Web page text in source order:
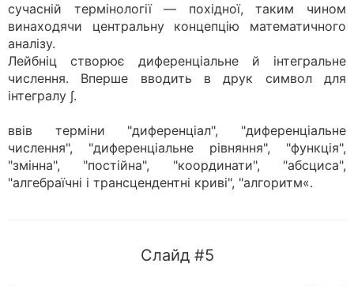
сучасній термінології — похідної, таким чином
винаходячи центральну концепцію математичного
аналізу.
Лейбніц створює диференціальне й інтегральне
числення. Вперше вводить в друк символ для
інтегралу ∫.
ввів терміни "диференціал", "диференціальне
числення", "диференціальне рівняння", "функція",
"змінна", "постійна", "координати", "абсциса",
"алгебраїчні і трансцендентні криві", "алгоритм«.
Слайд #5